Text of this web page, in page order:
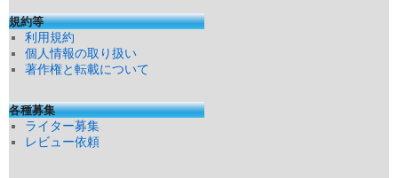
規約等
利用規約
個人情報の取り扱い
著作権と転載について
各種募集
ライター募集
レビュー依頼